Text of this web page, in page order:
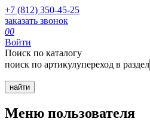
+7 (812) 350-45-25
заказать звонок
00
Войти
Поиск по каталогу
поиск по артикулупереход в раздел
Меню пользователя